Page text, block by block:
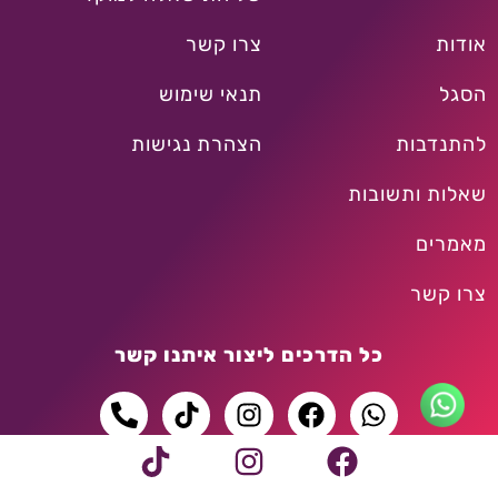
אודות
הסגל
להתנדבות
שאלות ותשובות
מאמרים
צרו קשר
צרו קשר
תנאי שימוש
הצהרת נגישות
כל הדרכים ליצור איתנו קשר